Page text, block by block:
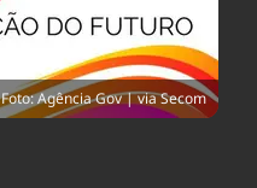
Foto: Agência Gov | via Secom